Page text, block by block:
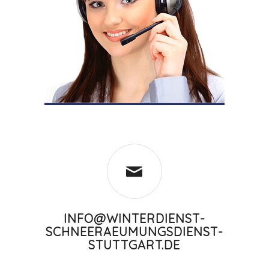
INFO@WINTERDIENST-
SCHNEERAEUMUNGSDIENST-
STUTTGART.DE